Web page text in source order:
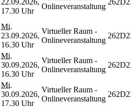
17.30 Uhr
Onlineveranstaltung
Mi.
23.09.2026,
16.30 Uhr
Virtueller Raum -
Onlineveranstaltung
Mi.
30.09.2026,
16.30 Uhr
Virtueller Raum -
Onlineveranstaltung
Mi.
30.09.2026,
17.30 Uhr
Virtueller Raum -
Onlineveranstaltung